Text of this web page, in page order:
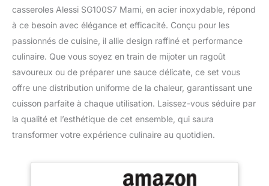
casseroles Alessi SG100S7 Mami, en acier inoxydable, répond
à ce besoin avec élégance et efficacité. Conçu pour les
passionnés de cuisine, il allie design raffiné et performance
culinaire. Que vous soyez en train de mijoter un ragoût
savoureux ou de préparer une sauce délicate, ce set vous
offre une distribution uniforme de la chaleur, garantissant une
cuisson parfaite à chaque utilisation. Laissez-vous séduire par
la qualité et l’esthétique de cet ensemble, qui saura
transformer votre expérience culinaire au quotidien.